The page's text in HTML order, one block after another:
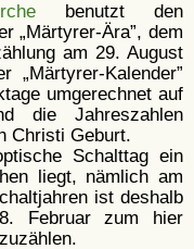
benutzt den
Märtyrer-Ära , dem
am 29. August
Märtyrer-Kalender
umgerechnet auf
die Jahreszahlen
Christi Geburt.
Schalttag ein
liegt, nämlich am
ist deshalb
Februar zum hier